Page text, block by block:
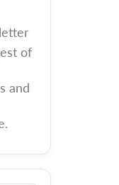
of
and